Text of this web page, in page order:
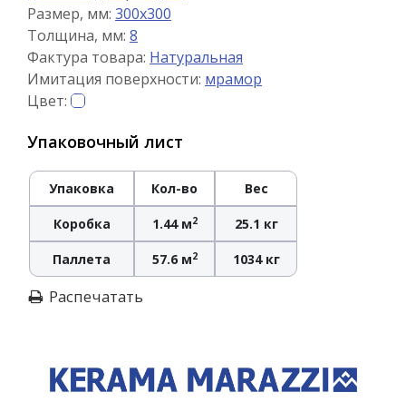
Размер, мм: 300x300
Толщина, мм: 8
Фактура товара: Натуральная
Имитация поверхности: мрамор
Цвет:
Упаковочный лист
Упаковка Кол-во Вес
Коробка 1.44 м2 25.1 кг
Паллета 57.6 м2 1034 кг
Распечатать